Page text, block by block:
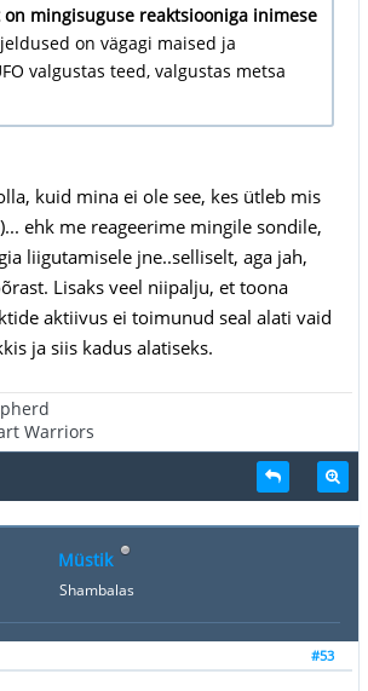
mingisuguse reaktsiooniga inimese
on vägagi maised ja
valgustas teed, valgustas metsa
kuid mina ei ole see, kes ütleb mis
ehk me reageerime mingile sondile,
liigutamisele jne..selliselt, aga jah,
Lisaks veel niipalju, et toona
aktiivus ei toimunud seal alati vaid
ja siis kadus alatiseks.
Warriors
Müstik
Shambalas
#53